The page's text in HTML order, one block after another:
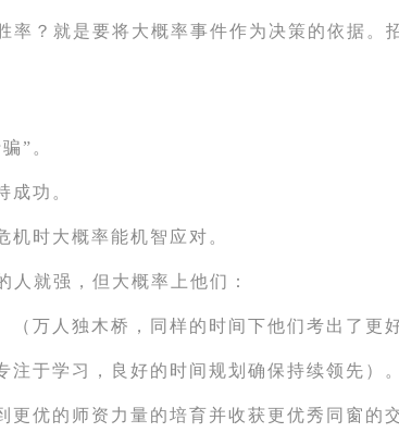
率？就是要将大概率事件作为决策的依据。
”。
成功。
时大概率能机智应对。
人就强，但大概率上他们：
万人独木桥，同样的时间下他们考出了更
于学习，良好的时间规划确保持续领先）。
优的师资力量的培育并收获更优秀同窗的